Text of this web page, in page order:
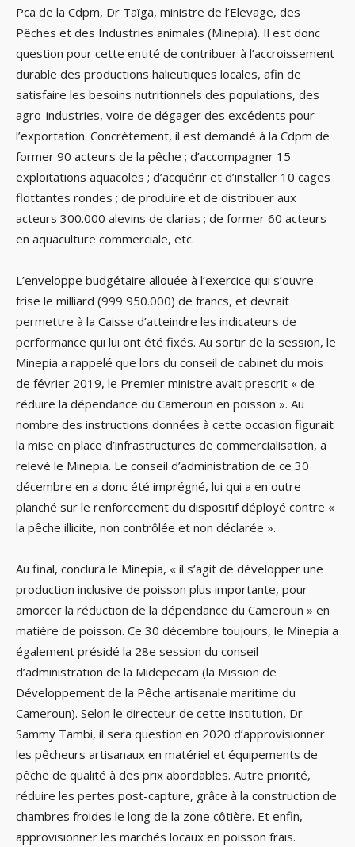
Pca de la Cdpm, Dr Taïga, ministre de l’Elevage, des
Pêches et des Industries animales (Minepia). Il est donc
question pour cette entité de contribuer à l’accroissement
durable des productions halieutiques locales, afin de
satisfaire les besoins nutritionnels des populations, des
agro-industries, voire de dégager des excédents pour
l’exportation. Concrètement, il est demandé à la Cdpm de
former 90 acteurs de la pêche ; d’accompagner 15
exploitations aquacoles ; d’acquérir et d’installer 10 cages
flottantes rondes ; de produire et de distribuer aux
acteurs 300.000 alevins de clarias ; de former 60 acteurs
en aquaculture commerciale, etc.
L’enveloppe budgétaire allouée à l’exercice qui s’ouvre
frise le milliard (999 950.000) de francs, et devrait
permettre à la Caisse d’atteindre les indicateurs de
performance qui lui ont été fixés. Au sortir de la session, le
Minepia a rappelé que lors du conseil de cabinet du mois
de février 2019, le Premier ministre avait prescrit « de
réduire la dépendance du Cameroun en poisson ». Au
nombre des instructions données à cette occasion figurait
la mise en place d’infrastructures de commercialisation, a
relevé le Minepia. Le conseil d’administration de ce 30
décembre en a donc été imprégné, lui qui a en outre
planché sur le renforcement du dispositif déployé contre «
la pêche illicite, non contrôlée et non déclarée ».
Au final, conclura le Minepia, « il s’agit de développer une
production inclusive de poisson plus importante, pour
amorcer la réduction de la dépendance du Cameroun » en
matière de poisson. Ce 30 décembre toujours, le Minepia a
également présidé la 28e session du conseil
d’administration de la Midepecam (la Mission de
Développement de la Pêche artisanale maritime du
Cameroun). Selon le directeur de cette institution, Dr
Sammy Tambi, il sera question en 2020 d’approvisionner
les pêcheurs artisanaux en matériel et équipements de
pêche de qualité à des prix abordables. Autre priorité,
réduire les pertes post-capture, grâce à la construction de
chambres froides le long de la zone côtière. Et enfin,
approvisionner les marchés locaux en poisson frais.